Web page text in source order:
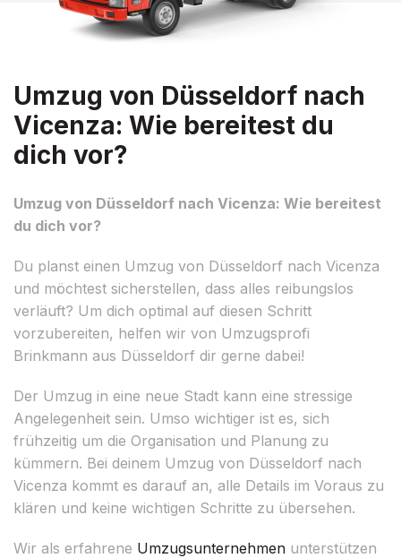
Umzug von Düsseldorf nach
Vicenza: Wie bereitest du
dich vor?
Umzug von Düsseldorf nach Vicenza: Wie bereitest
du dich vor?
Du planst einen Umzug von Düsseldorf nach Vicenza
und möchtest sicherstellen, dass alles reibungslos
verläuft? Um dich optimal auf diesen Schritt
vorzubereiten, helfen wir von Umzugsprofi
Brinkmann aus Düsseldorf dir gerne dabei!
Der Umzug in eine neue Stadt kann eine stressige
Angelegenheit sein. Umso wichtiger ist es, sich
frühzeitig um die Organisation und Planung zu
kümmern. Bei deinem Umzug von Düsseldorf nach
Vicenza kommt es darauf an, alle Details im Voraus zu
klären und keine wichtigen Schritte zu übersehen.
Wir als erfahrene Umzugsunternehmen unterstützen